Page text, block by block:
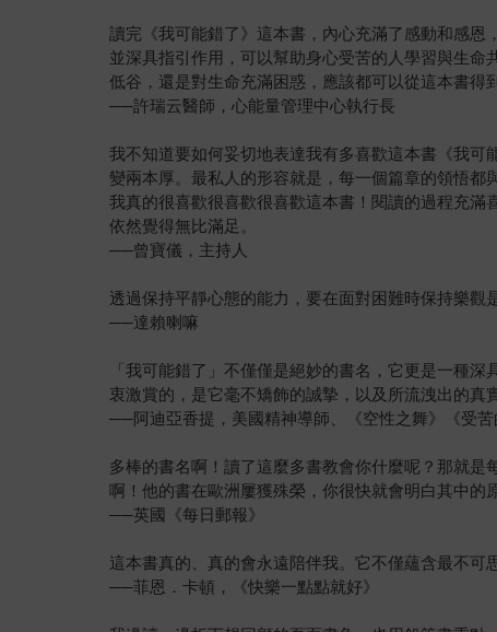
讀完《我可能錯了》這本書，內心充滿了感動和感恩
並深具指引作用，可以幫助身心受苦的人學習與生
低谷，還是對生命充滿困惑，應該都可以從這本書得
──許瑞云醫師，心能量管理中心執行長
我不知道要如何妥切地表達我有多喜歡這本書《我
變兩本厚。最私人的形容就是，每一個篇章的領悟都
我真的很喜歡很喜歡很喜歡這本書！閱讀的過程充滿
依然覺得無比滿足。
──曾寶儀，主持人
透過保持平靜心態的能力，要在面對困難時保持樂觀
──達賴喇嘛
「我可能錯了」不僅僅是絕妙的書名，它更是一種
衷激賞的，是它毫不矯飾的誠摯，以及所流洩出的真
──阿迪亞香提，美國精神導師、《空性之舞》《受苦
多棒的書名啊！讀了這麼多書教會你什麼呢？那就
啊！他的書在歐洲屢獲殊榮，你很快就會明白其中的
──英國《每日郵報》
這本書真的、真的會永遠陪伴我。它不僅蘊含最不可
──菲恩．卡頓，《快樂一點點就好》